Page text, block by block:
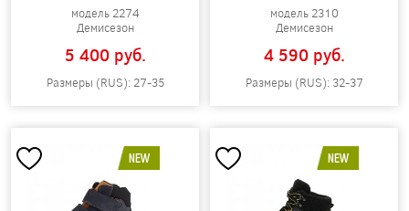
модель 2274
Демисезон
5 400 pуб.
Размеры (RUS): 27-35
модель 2310
Демисезон
4 590 pуб.
Размеры (RUS): 32-37
NEW NEW